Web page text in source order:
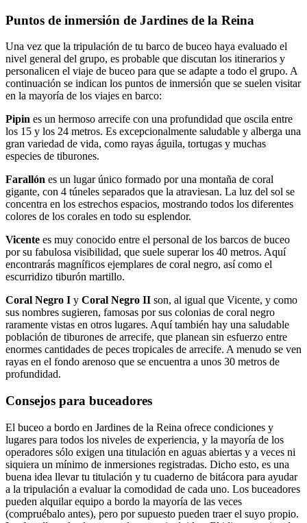
Puntos de inmersión de Jardines de la Reina
Una vez que la tripulación de tu barco de buceo haya evaluado el
nivel general del grupo, es probable que discutan los itinerarios y
personalicen el viaje de buceo para que se adapte a todo el grupo. A
continuación se indican los puntos de inmersión que se suelen visitar
en la mayoría de los viajes en barco:
Pipin es un hermoso arrecife con una profundidad que oscila entre
los 15 y los 24 metros. Es excepcionalmente saludable y alberga una
gran variedad de vida, como rayas águila, tortugas y muchas
especies de tiburones.
Farallón es un lugar único formado por una montaña de coral
gigante, con 4 túneles separados que la atraviesan. La luz del sol se
concentra en los estrechos espacios, mostrando todos los diferentes
colores de los corales en todo su esplendor.
Vicente es muy conocido entre el personal de los barcos de buceo
por su fabulosa visibilidad, que suele superar los 40 metros. Aquí
encontrarás magníficos ejemplares de coral negro, así como el
escurridizo tiburón martillo.
Coral Negro I y Coral Negro II son, al igual que Vicente, y como
sus nombres sugieren, famosas por sus colonias de coral negro
raramente vistas en otros lugares. Aquí también hay una saludable
población de tiburones de arrecife, que planean sin esfuerzo entre
enormes cantidades de peces tropicales de arrecife. A menudo se ven
rayas en el fondo arenoso que se encuentra a unos 30 metros de
profundidad.
Consejos para buceadores
El buceo a bordo en Jardines de la Reina ofrece condiciones y
lugares para todos los niveles de experiencia, y la mayoría de los
operadores sólo exigen una titulación en aguas abiertas y a veces ni
siquiera un mínimo de inmersiones registradas. Dicho esto, es una
buena idea llevar tu titulación y tu cuaderno de bitácora para ayudar
a la tripulación a evaluar la comodidad de cada uno. Los buceadores
pueden alquilar equipo a bordo la mayoría de las veces
(compruébalo antes), pero por supuesto pueden traer el suyo propio.